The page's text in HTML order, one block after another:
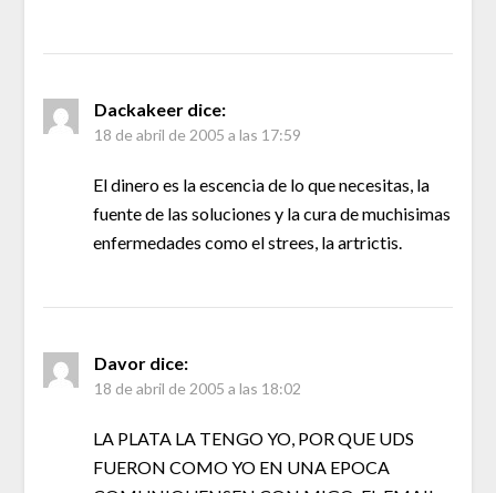
Dackakeer dice:
18 de abril de 2005 a las 17:59
El dinero es la escencia de lo que necesitas, la
fuente de las soluciones y la cura de muchisimas
enfermedades como el strees, la artrictis.
Davor dice:
18 de abril de 2005 a las 18:02
LA PLATA LA TENGO YO, POR QUE UDS
FUERON COMO YO EN UNA EPOCA